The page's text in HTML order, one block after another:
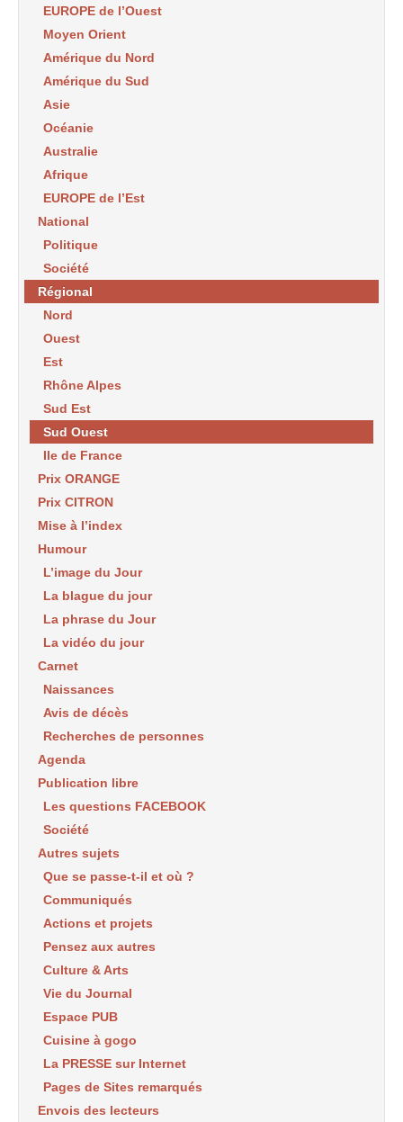
EUROPE de l’Ouest
Moyen Orient
Amérique du Nord
Amérique du Sud
Asie
Océanie
Australie
Afrique
EUROPE de l’Est
National
Politique
Société
Régional
Nord
Ouest
Est
Rhône Alpes
Sud Est
Sud Ouest
Ile de France
Prix ORANGE
Prix CITRON
Mise à l’index
Humour
L’image du Jour
La blague du jour
La phrase du Jour
La vidéo du jour
Carnet
Naissances
Avis de décès
Recherches de personnes
Agenda
Publication libre
Les questions FACEBOOK
Société
Autres sujets
Que se passe-t-il et où ?
Communiqués
Actions et projets
Pensez aux autres
Culture & Arts
Vie du Journal
Espace PUB
Cuisine à gogo
La PRESSE sur Internet
Pages de Sites remarqués
Envois des lecteurs